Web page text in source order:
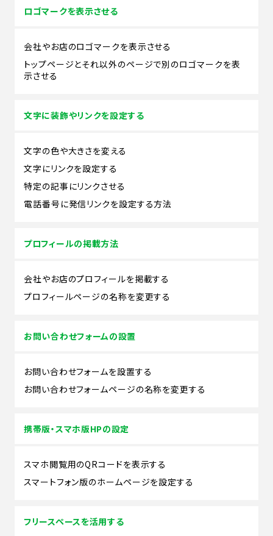
ロゴマークを表示させる
会社やお店のロゴマークを表示させる
トップページとそれ以外のページで別のロゴマークを表
示させる
文字に装飾やリンクを設定する
文字の色や大きさを変える
文字にリンクを設定する
特定の記事にリンクさせる
電話番号に発信リンクを設定する方法
プロフィールの掲載方法
会社やお店のプロフィールを掲載する
プロフィールページの名称を変更する
お問い合わせフォームの設置
お問い合わせフォームを設置する
お問い合わせフォームページの名称を変更する
携帯版・スマホ版HPの設定
スマホ閲覧用のQRコードを表示する
スマートフォン版のホームページを設定する
フリースペースを活用する